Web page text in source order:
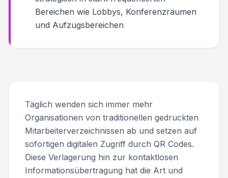
Bereichen wie Lobbys, Konferenzräumen
und Aufzugsbereichen
Täglich wenden sich immer mehr
Organisationen von traditionellen gedruckten
Mitarbeiterverzeichnissen ab und setzen auf
sofortigen digitalen Zugriff durch QR Codes.
Diese Verlagerung hin zur kontaktlosen
Informationsübertragung hat die Art und